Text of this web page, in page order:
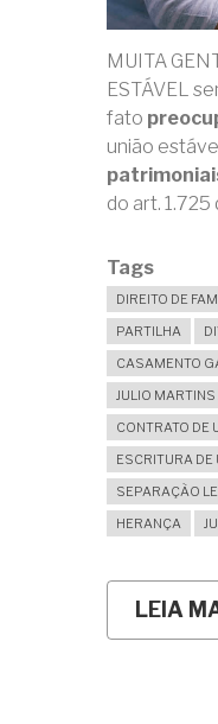
MUITA
ESTÁVEL
fato
união
do art. 1.725
Tags
DIREITO DE
PARTILHA
CASAMENTO
JULIO
CONTRATO DE
ESCRITURA DE
SEPARAÇÃO
HERANÇA
LEIA